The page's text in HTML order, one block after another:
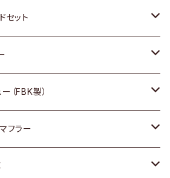
セット
（FBK製）
フラー